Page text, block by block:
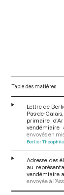
Table des matières
Lettre de
Pas-de-
primaire
vendémiaire
envoyés en
Berlier Théophile
Adresse des
au
vendémiaire
envoyée à